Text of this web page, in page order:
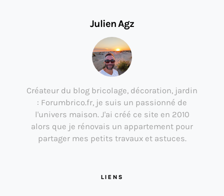
Julien Agz
Créateur du blog bricolage, décoration, jardin
: Forumbrico.fr, je suis un passionné de
l'univers maison. J'ai créé ce site en 2010
alors que je rénovais un appartement pour
partager mes petits travaux et astuces.
LIENS